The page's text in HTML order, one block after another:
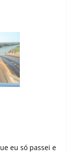
eu só passei e